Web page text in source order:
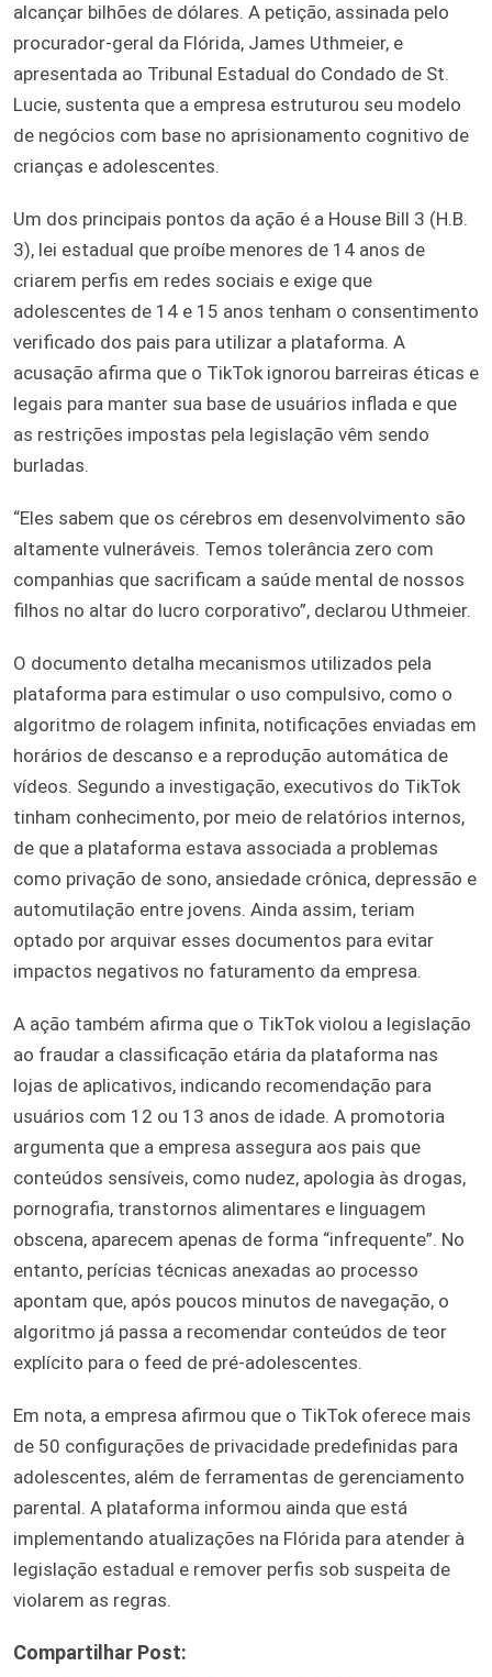
alcançar bilhões de dólares. A petição, assinada pelo
procurador-geral da Flórida, James Uthmeier, e
apresentada ao Tribunal Estadual do Condado de St.
Lucie, sustenta que a empresa estruturou seu modelo
de negócios com base no aprisionamento cognitivo de
crianças e adolescentes.
Um dos principais pontos da ação é a House Bill 3 (H.B.
3), lei estadual que proíbe menores de 14 anos de
criarem perfis em redes sociais e exige que
adolescentes de 14 e 15 anos tenham o consentimento
verificado dos pais para utilizar a plataforma. A
acusação afirma que o TikTok ignorou barreiras éticas e
legais para manter sua base de usuários inflada e que
as restrições impostas pela legislação vêm sendo
burladas.
“Eles sabem que os cérebros em desenvolvimento são
altamente vulneráveis. Temos tolerância zero com
companhias que sacrificam a saúde mental de nossos
filhos no altar do lucro corporativo”, declarou Uthmeier.
O documento detalha mecanismos utilizados pela
plataforma para estimular o uso compulsivo, como o
algoritmo de rolagem infinita, notificações enviadas em
horários de descanso e a reprodução automática de
vídeos. Segundo a investigação, executivos do TikTok
tinham conhecimento, por meio de relatórios internos,
de que a plataforma estava associada a problemas
como privação de sono, ansiedade crônica, depressão e
automutilação entre jovens. Ainda assim, teriam
optado por arquivar esses documentos para evitar
impactos negativos no faturamento da empresa.
A ação também afirma que o TikTok violou a legislação
ao fraudar a classificação etária da plataforma nas
lojas de aplicativos, indicando recomendação para
usuários com 12 ou 13 anos de idade. A promotoria
argumenta que a empresa assegura aos pais que
conteúdos sensíveis, como nudez, apologia às drogas,
pornografia, transtornos alimentares e linguagem
obscena, aparecem apenas de forma “infrequente”. No
entanto, perícias técnicas anexadas ao processo
apontam que, após poucos minutos de navegação, o
algoritmo já passa a recomendar conteúdos de teor
explícito para o feed de pré-adolescentes.
Em nota, a empresa afirmou que o TikTok oferece mais
de 50 configurações de privacidade predefinidas para
adolescentes, além de ferramentas de gerenciamento
parental. A plataforma informou ainda que está
implementando atualizações na Flórida para atender à
legislação estadual e remover perfis sob suspeita de
violarem as regras.
Compartilhar Post: